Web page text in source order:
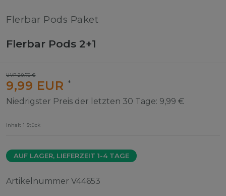
Flerbar Pods Paket
Flerbar Pods 2+1
UVP 29,70 €
9,99 EUR *
Niedrigster Preis der letzten 30 Tage: 9,99 €
Inhalt 1 Stück
AUF LAGER, LIEFERZEIT 1-4 TAGE
Artikelnummer V44653